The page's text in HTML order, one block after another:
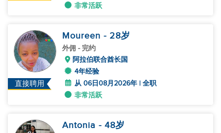
非常活跃
直接聘用
Moureen - 28岁
外佣 - 完约
阿拉伯联合酋长国
4年经验
从 06日08月2026年 | 全职
非常活跃
Antonia - 48岁